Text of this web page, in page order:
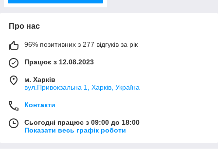
Про нас
96% позитивних з 277 відгуків за рік
Працює з 12.08.2023
м. Харків
вул.Привокзальна 1, Харків, Україна
Контакти
Сьогодні працює з 09:00 до 18:00
Показати весь графік роботи